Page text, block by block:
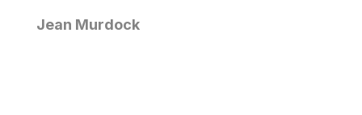
Jean Murdock